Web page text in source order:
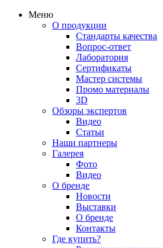
Меню
О продукции
Стандарты качества
Вопрос-ответ
Лаборатория
Сертификаты
Мастер системы
Промо материалы
3D
Обзоры экспертов
Видео
Статьи
Наши партнеры
Галерея
Фото
Видео
О бренде
Новости
Выставки
О бренде
Контакты
Где купить?